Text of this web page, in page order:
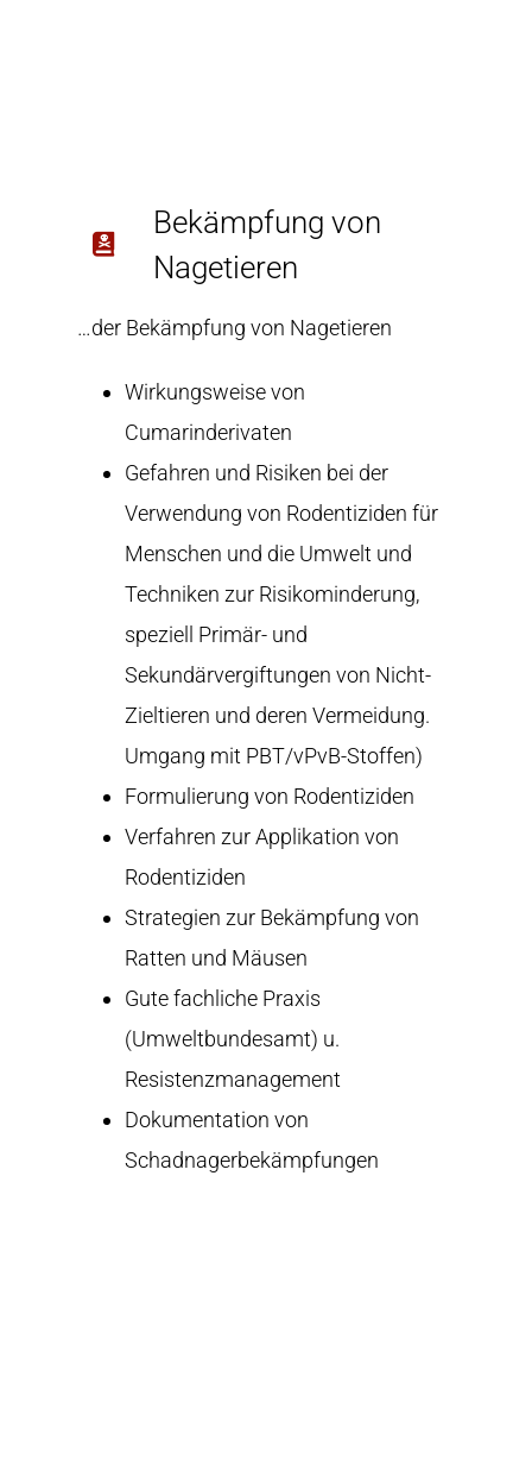
Bekämpfung von
Nagetieren
…der Bekämpfung von Nagetieren
Wirkungsweise von
Cumarinderivaten
Gefahren und Risiken bei der
Verwendung von Rodentiziden für
Menschen und die Umwelt und
Techniken zur Risikominderung,
speziell Primär- und
Sekundärvergiftungen von Nicht-
Zieltieren und deren Vermeidung.
Umgang mit PBT/vPvB-Stoffen)
Formulierung von Rodentiziden
Verfahren zur Applikation von
Rodentiziden
Strategien zur Bekämpfung von
Ratten und Mäusen
Gute fachliche Praxis
(Umweltbundesamt) u.
Resistenzmanagement
Dokumentation von
Schadnagerbekämpfungen